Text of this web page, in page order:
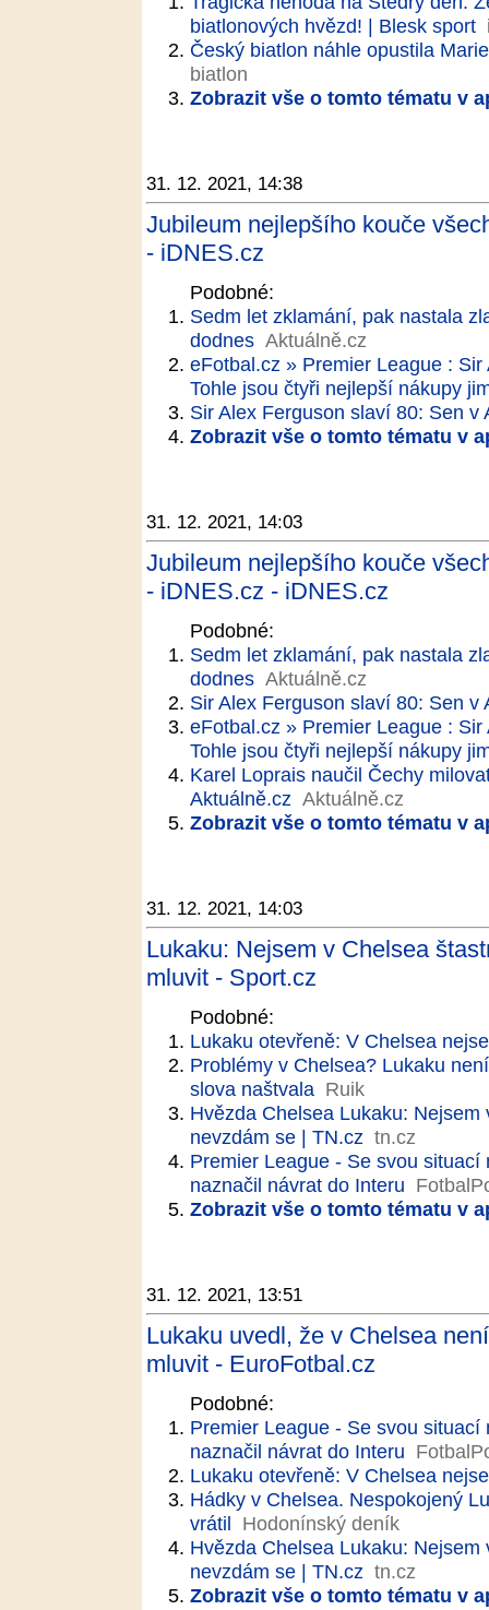
biatlonových hvězd! | Blesk sport
Český biatlon náhle opustila
biatlon
Zobrazit vše o tomto tématu v
31. 12. 2021, 14:38
Jubileum nejlepšího kouče
- iDNES.cz
Podobné:
Sedm let zklamání, pak nastala
dodnes Aktuálně.cz
eFotbal.cz » Premier League :
Tohle jsou čtyři nejlepší nákupy
Sir Alex Ferguson slaví 80: Sen v
Zobrazit vše o tomto tématu v
31. 12. 2021, 14:03
Jubileum nejlepšího kouče
- iDNES.cz - iDNES.cz
Podobné:
Sedm let zklamání, pak nastala
dodnes Aktuálně.cz
Sir Alex Ferguson slaví 80: Sen v
eFotbal.cz » Premier League :
Tohle jsou čtyři nejlepší nákupy
Karel Loprais naučil Čechy
Aktuálně.cz Aktuálně.cz
Zobrazit vše o tomto tématu v
31. 12. 2021, 14:03
Lukaku: Nejsem v Chelsea
mluvit - Sport.cz
Podobné:
Lukaku otevřeně: V Chelsea
Problémy v Chelsea? Lukaku
slova naštvala Ruik
Hvězda Chelsea Lukaku:
nevzdám se | TN.cz tn.cz
Premier League - Se svou
naznačil návrat do Interu
Zobrazit vše o tomto tématu v
31. 12. 2021, 13:51
Lukaku uvedl, že v Chelsea
mluvit - EuroFotbal.cz
Podobné:
Premier League - Se svou
naznačil návrat do Interu
Lukaku otevřeně: V Chelsea
Hádky v Chelsea. Nespokojený
vrátil Hodonínský deník
Hvězda Chelsea Lukaku:
nevzdám se | TN.cz tn.cz
Zobrazit vše o tomto tématu v